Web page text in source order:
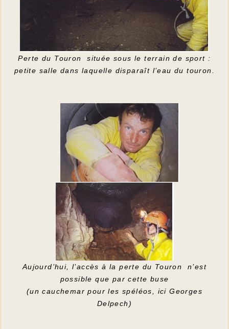
Perte du Touron située sous le terrain de sport :
petite salle dans laquelle disparaît l’eau du touron.
Aujourd’hui, l’accès à la perte du Touron n’est
possible que par cette buse
(un cauchemar pour les spéléos, ici Georges
Delpech)